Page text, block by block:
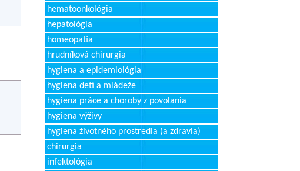
hematoonkológia
hepatológia
homeopatia
hrudníková chirurgia
hygiena a epidemiológia
hygiena detí a mládeže
hygiena práce a choroby z povolania
hygiena výživy
hygiena životného prostredia (a zdravia)
chirurgia
infektológia